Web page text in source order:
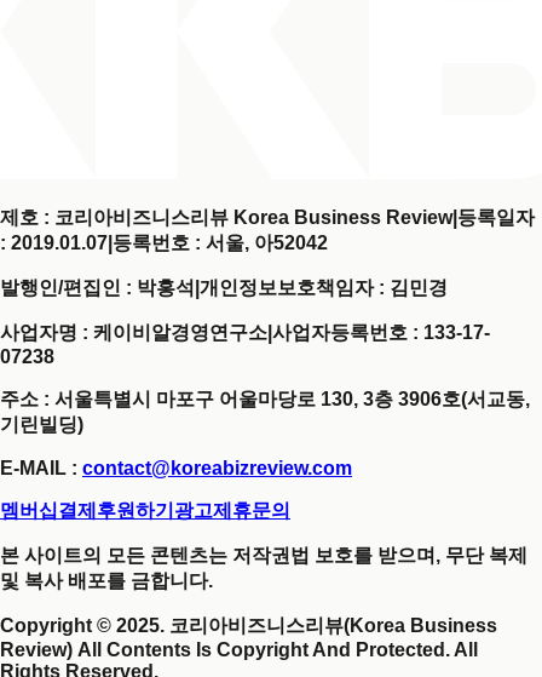
제호 : 코리아비즈니스리뷰 Korea Business Review| 등록일자
: 2019.01.07 등록번호 : 서울, 아52042
발행인/편집인 : 박홍석 개인정보보호책임자 : 김민경
사업자명 : 케이비알경영연구소 사업자등록번호 : 133-17-
07238
주소 : 서울특별시 마포구 어울마당로 130, 3층 3906호(서교동,
기린빌딩)
E-MAIL : contact@koreabizreview.com
멤버십결제 후원하기 광고제휴문의
본 사이트의 모든 콘텐츠는 저작권법 보호를 받으며, 무단 복제
및 복사 배포를 금합니다.
Copyright © 2025. 코리아비즈니스리뷰(Korea Business
Review) All Contents Is Copyright And Protected. All
Rights Reserved.